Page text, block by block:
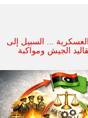
... السبيل إلى
الجيش ومواكبة